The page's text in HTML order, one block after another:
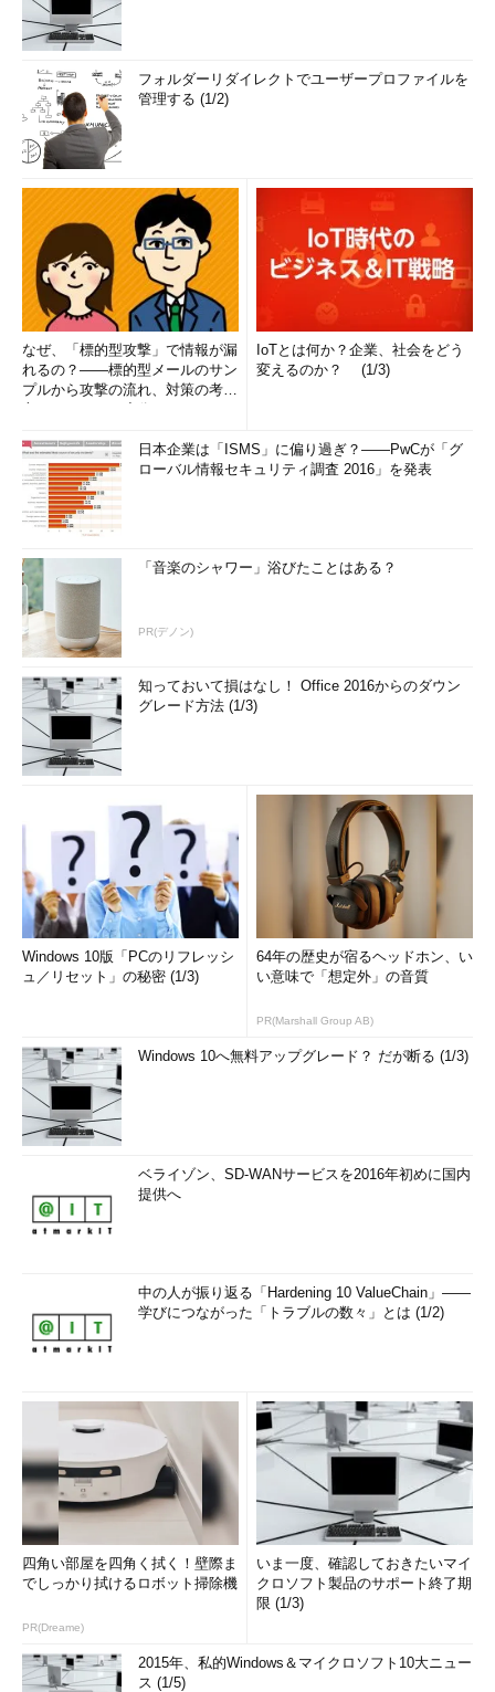
フォルダーリダイレクトでユーザープロファイルを
管理する (1/2)
なぜ、「標的型攻撃」で情報が漏
れるの？――標的型メールのサン
プルから攻撃の流れ、対策の考え
IoTとは何か？企業、社会をどう
変えるのか？ (1/3)
日本企業は「ISMS」に偏り過ぎ？――PwCが「グ
ローバル情報セキュリティ調査 2016」を発表
「音楽のシャワー」浴びたことはある？
PR(デノン)
知っておいて損はなし！ Office 2016からのダウン
グレード方法 (1/3)
Windows 10版「PCのリフレッシ
ュ／リセット」の秘密 (1/3)
64年の歴史が宿るヘッドホン、い
い意味で「想定外」の音質
PR(Marshall Group AB)
Windows 10へ無料アップグレード？ だが断る (1/3)
ベライゾン、SD-WANサービスを2016年初めに国内
提供へ
中の人が振り返る「Hardening 10 ValueChain」――
学びにつながった「トラブルの数々」とは (1/2)
四角い部屋を四角く拭く！壁際ま
でしっかり拭けるロボット掃除機
PR(Dreame)
いま一度、確認しておきたいマイ
クロソフト製品のサポート終了期
限 (1/3)
2015年、私的Windows＆マイクロソフト10大ニュー
ス (1/5)